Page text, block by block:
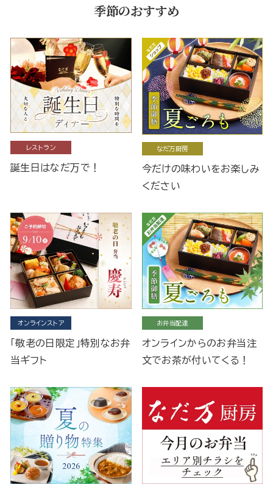
季節のおすすめ
レストラン
誕生日はなだ万で！
なだ万厨房
今だけの味わいをお楽しみ
ください
オンラインストア
「敬老の日限定」特別なお弁
当ギフト
お弁当配達
オンラインからのお弁当注
文でお茶が付いてくる！